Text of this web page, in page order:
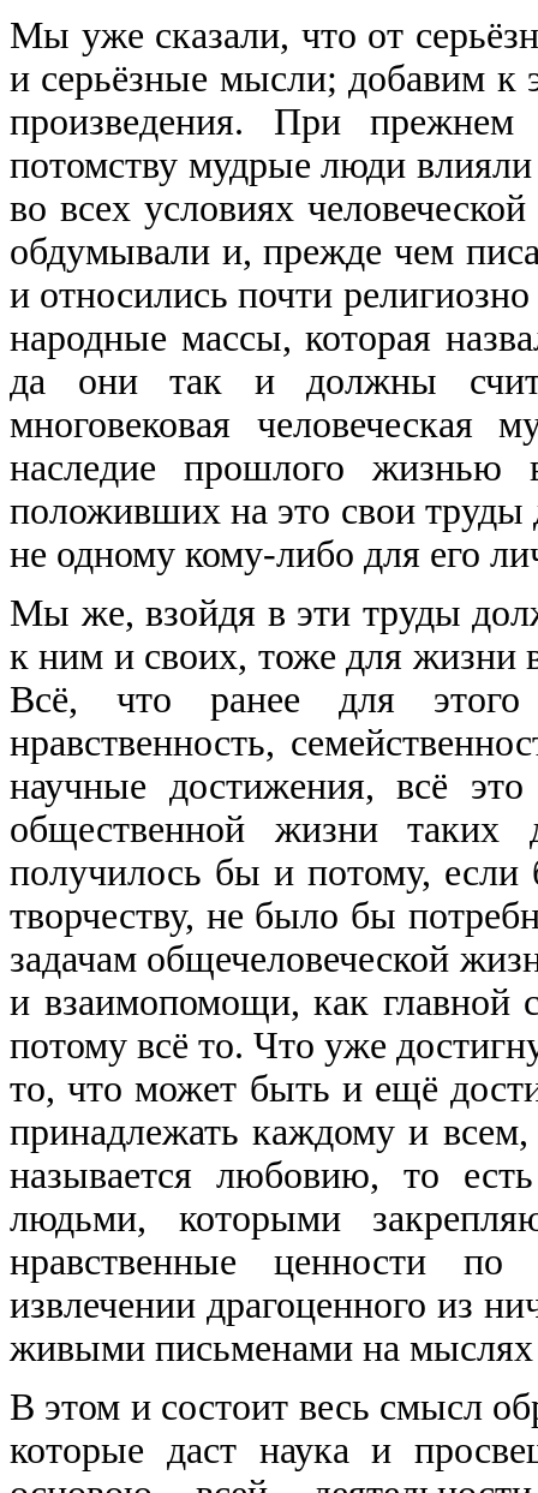
Мы уже сказали, что от
и серьёзные мысли; добавим к
произведения. При
потомству мудрые люди
во всех условиях
обдумывали и, прежде чем
и относились почти
народные массы, которая
да они так и должны
многовековая человеческая
наследие прошлого жизнью
положивших на это свои труды
не одному кому-либо для его
Мы же, взойдя в эти труды
к ним и своих, тоже для жизни
Всё, что ранее для
нравственность,
научные достижения, всё
общественной жизни
получилось бы и потому,
творчеству, не было бы
задачам общечеловеческой
и взаимопомощи, как главной
потому всё то. Что уже
то, что может быть и ещё
принадлежать каждому и
называется любовию, то
людьми, которыми
нравственные ценности
извлечении драгоценного из
живыми письменами на мыслях
В этом и состоит весь смысл
которые даст наука и